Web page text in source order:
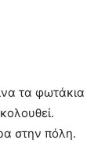
τα φωτάκια
στην πόλη.